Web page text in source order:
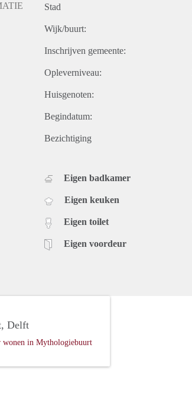
Stad
Wijk/buurt:
Inschrijven gemeente:
Opleverniveau:
Huisgenoten:
Begindatum:
Bezichtiging
Eigen badkamer
Eigen keuken
Eigen toilet
Eigen voordeur
Delft
in Mythologiebuurt